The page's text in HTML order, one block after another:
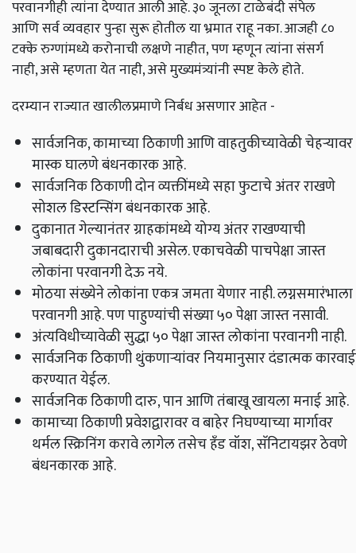
परवानगीही त्यांना देण्यात आली आहे. ३० जूनला टाळेबंदी संपेल
आणि सर्व व्यवहार पुन्हा सुरू होतील या भ्रमात राहू नका. आजही ८०
टक्के रुग्णांमध्ये करोनाची लक्षणे नाहीत, पण म्हणून त्यांना संसर्ग
नाही, असे म्हणता येत नाही, असे मुख्यमंत्र्यांनी स्पष्ट केले होते.
दरम्यान राज्यात खालीलप्रमाणे निर्बध असणार आहेत -
सार्वजनिक, कामाच्या ठिकाणी आणि वाहतुकीच्यावेळी चेहऱ्यावर
मास्क घालणे बंधनकारक आहे.
सार्वजनिक ठिकाणी दोन व्यक्तींमध्ये सहा फुटाचे अंतर राखणे
सोशल डिस्टन्सिंग बंधनकारक आहे.
दुकानात गेल्यानंतर ग्राहकांमध्ये योग्य अंतर राखण्याची
जबाबदारी दुकानदाराची असेल. एकाचवेळी पाचपेक्षा जास्त
लोकांना परवानगी देऊ नये.
मोठया संख्येने लोकांना एकत्र जमता येणार नाही. लग्नसमारंभाला
परवानगी आहे. पण पाहुण्यांची संख्या ५० पेक्षा जास्त नसावी.
अंत्यविधीच्यावेळी सुद्धा ५० पेक्षा जास्त लोकांना परवानगी नाही.
सार्वजनिक ठिकाणी थुंकणाऱ्यांवर नियमानुसार दंडात्मक कारवाई
करण्यात येईल.
सार्वजनिक ठिकाणी दारु, पान आणि तंबाखू खायला मनाई आहे.
कामाच्या ठिकाणी प्रवेशद्वारावर व बाहेर निघण्याच्या मार्गावर
थर्मल स्क्रिनिंग करावे लागेल तसेच हँड वॉश, सॅनिटायझर ठेवणे
बंधनकारक आहे.